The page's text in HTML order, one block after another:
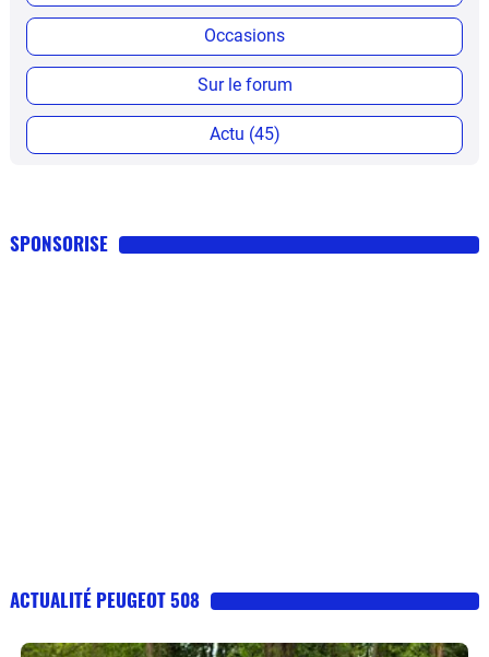
Occasions
Sur le forum
Actu (45)
SPONSORISE
ACTUALITÉ PEUGEOT 508